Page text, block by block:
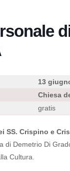
13
Chiesa
gratis
SS. Crispino e
di Demetrio Di
Cultura.